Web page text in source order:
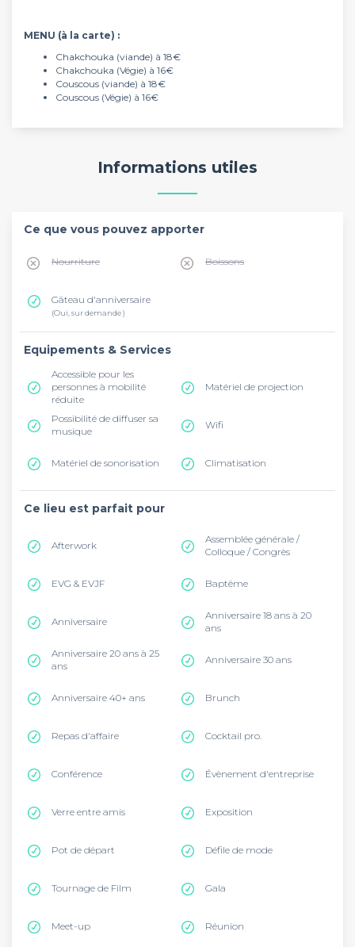
MENU (à la carte) :
Chakchouka (viande) à 18€
Chakchouka (Végie) à 16€
Couscous (viande) à 18€
Couscous (Végie) à 16€
Informations utiles
Ce que vous pouvez apporter
Nourriture Boissons
Gâteau d'anniversaire
(Oui, sur demande )
Equipements & Services
Accessible pour les
personnes à mobilité
réduite
Matériel de projection
Possibilité de diffuser sa
musique
Wifi
Matériel de sonorisation Climatisation
Ce lieu est parfait pour
Afterwork
Assemblée générale /
Colloque / Congrès
EVG & EVJF Baptême
Anniversaire
Anniversaire 18 ans à 20
ans
Anniversaire 20 ans à 25
ans
Anniversaire 30 ans
Anniversaire 40+ ans Brunch
Repas d'affaire Cocktail pro.
Conférence Évènement d'entreprise
Verre entre amis Exposition
Pot de départ Défile de mode
Tournage de Film Gala
Meet-up Réunion